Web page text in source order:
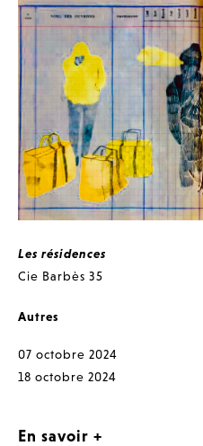
Les résidences
Cie Barbès 35
Autres
07 octobre 2024
18 octobre 2024
En savoir +